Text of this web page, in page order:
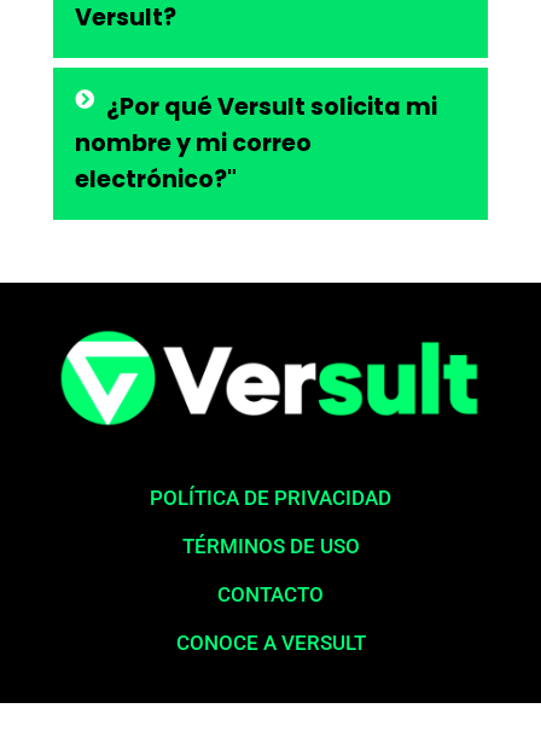
Versult?
¿Por qué Versult solicita mi
nombre y mi correo
electrónico?"
POLÍTICA DE PRIVACIDAD
TÉRMINOS DE USO
CONTACTO
CONOCE A VERSULT